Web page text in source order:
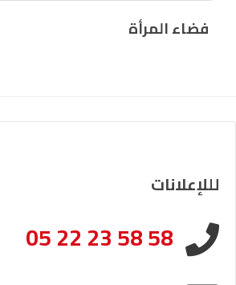
فضاء المرأة
لللإعلانات
05 22 23 58 58